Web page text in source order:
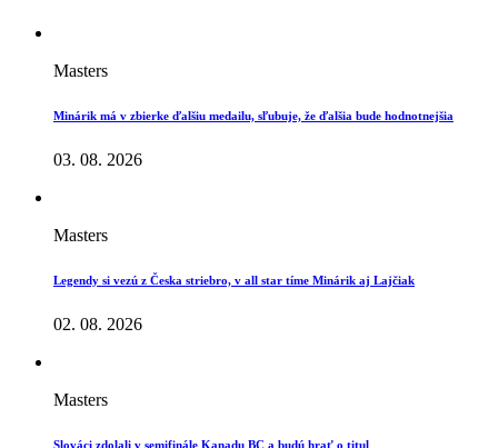
Masters
Minárik má v zbierke ďalšiu medailu, sľubuje, že ďalšia bude hodnotnejšia
03. 08. 2026
Masters
Legendy si vezú z Česka striebro, v all star tíme Minárik aj Lajčiak
02. 08. 2026
Masters
Slováci zdolali v semifinále Kanadu BC a budú hrať o titul